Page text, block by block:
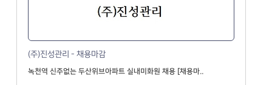
(주)진성관리 - 채용마감
녹천역 신주없는 두산위브아파트 실내미화원 채용 [채용마..